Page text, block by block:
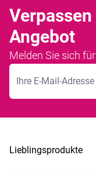
Angebot
Melden Sie sich
E-Mailadresse
Lieblingsprodukte